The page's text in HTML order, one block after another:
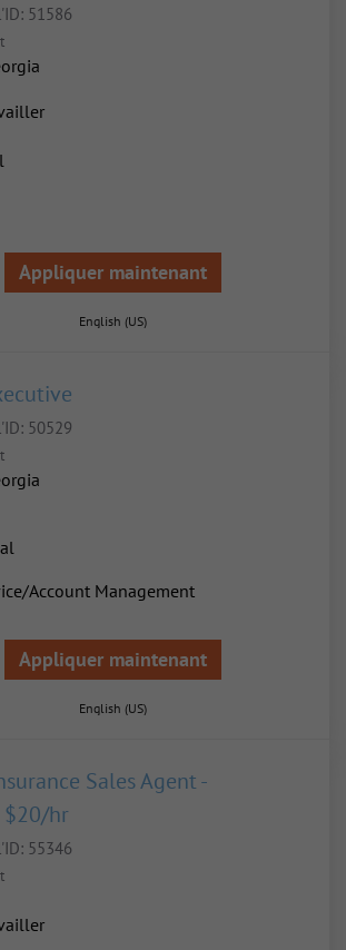
51586
Appliquer maintenant
English (US)
50529
Account Management
Appliquer maintenant
English (US)
Sales Agent -
$20/hr
55346